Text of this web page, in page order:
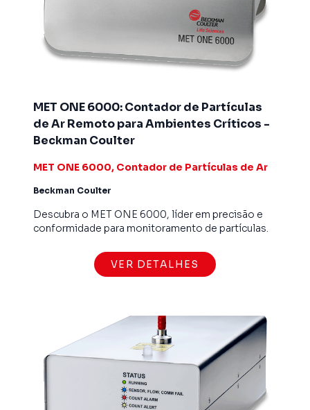
MET ONE 6000: Contador de Partículas
de Ar Remoto para Ambientes Críticos -
Beckman Coulter
MET ONE 6000, Contador de Partículas de Ar
Beckman Coulter
Descubra o MET ONE 6000, líder em precisão e
conformidade para monitoramento de partículas.
VER DETALHES